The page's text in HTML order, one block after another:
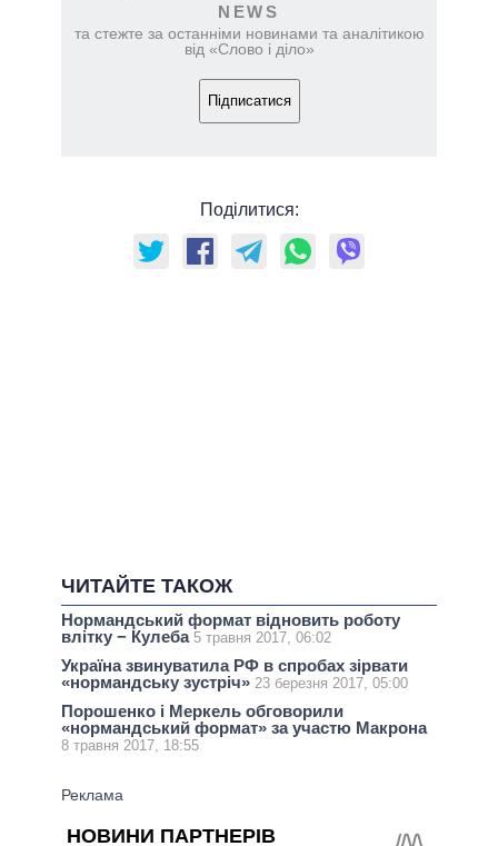
NEWS
та стежте за останніми новинами та аналітикою
від «Слово і діло»
Підписатися
Поділитися:
ЧИТАЙТЕ ТАКОЖ
Нормандський формат відновить роботу
влітку − Кулеба 5 травня 2017, 06:02
Україна звинуватила РФ в спробах зірвати
«нормандську зустріч» 23 березня 2017, 05:00
Порошенко і Меркель обговорили
«нормандський формат» за участю Макрона
8 травня 2017, 18:55